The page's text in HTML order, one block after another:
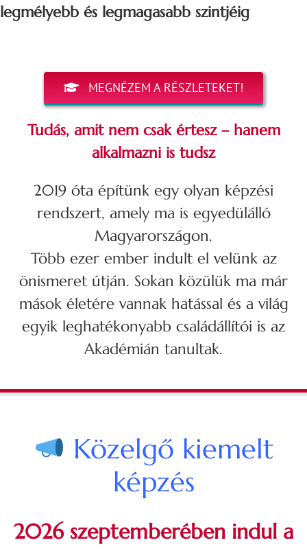
legmélyebb és legmagasabb szintjéig
MEGNÉZEM A RÉSZLETEKET!
Tudás, amit nem csak értesz – hanem
alkalmazni is tudsz
2019 óta építünk egy olyan képzési
rendszert, amely ma is egyedülálló
Magyarországon.
Több ezer ember indult el velünk az
önismeret útján. Sokan közülük ma már
mások életére vannak hatással és a világ
egyik leghatékonyabb családállítói is az
Akadémián tanultak.
Közelgő kiemelt
képzés
2026 szeptemberében indul a